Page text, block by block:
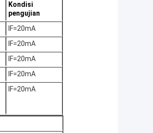
Kondisi
pengujian
IF=20mA
IF=20mA
IF=20mA
IF=20mA
IF=20mA